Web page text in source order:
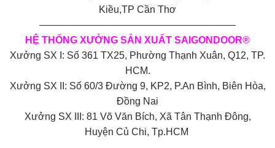
Kiều,TP Cần Thơ
————————————————————
HỆ THỐNG XƯỞNG SẢN XUẤT SAIGONDOOR®
Xưởng SX I: Số 361 TX25, Phường Thạnh Xuân, Q12, TP.
HCM.
Xưởng SX II: Số 60/3 Đường 9, KP2, P.An Bình, Biên Hòa,
Đồng Nai
Xưởng SX III: 81 Võ Văn Bích, Xã Tân Thạnh Đông,
Huyện Củ Chi, Tp.HCM